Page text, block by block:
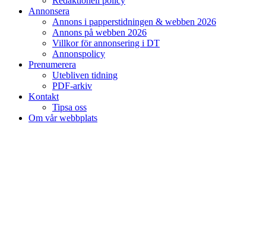
Annonsera
Annons i papperstidningen & webben 2026
Annons på webben 2026
Villkor för annonsering i DT
Annonspolicy
Prenumerera
Utebliven tidning
PDF-arkiv
Kontakt
Tipsa oss
Om vår webbplats